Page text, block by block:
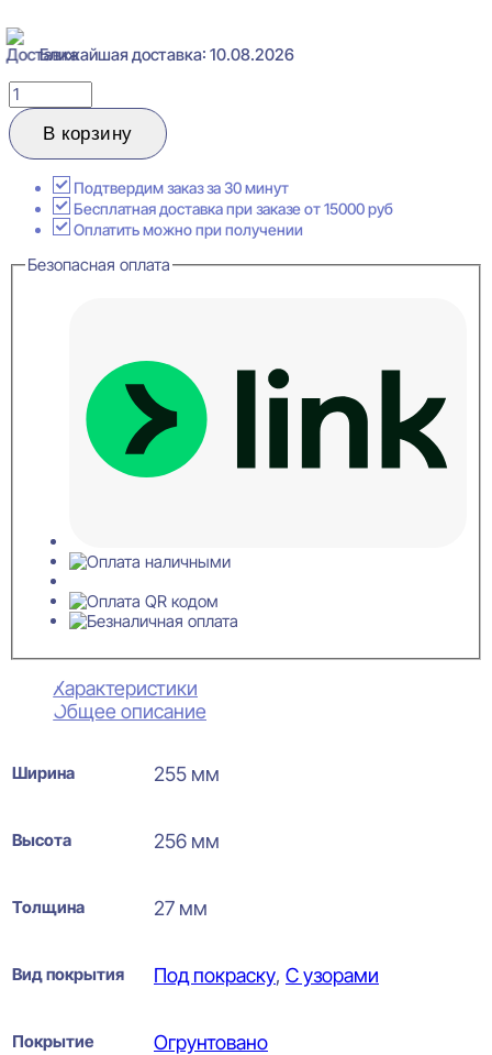
Ближайшая доставка: 10.08.2026
Количество
товара
Evroplast
1.52.284
элемент
27x255x256
В корзину
Подтвердим заказ за 30 минут
Бесплатная доставка при заказе от 15000 руб
Оплатить можно при получении
Безопасная оплата
Характеристики
Общее описание
Ширина 255 мм
Высота 256 мм
Толщина 27 мм
Вид покрытия Под покраску, С узорами
Покрытие Огрунтовано